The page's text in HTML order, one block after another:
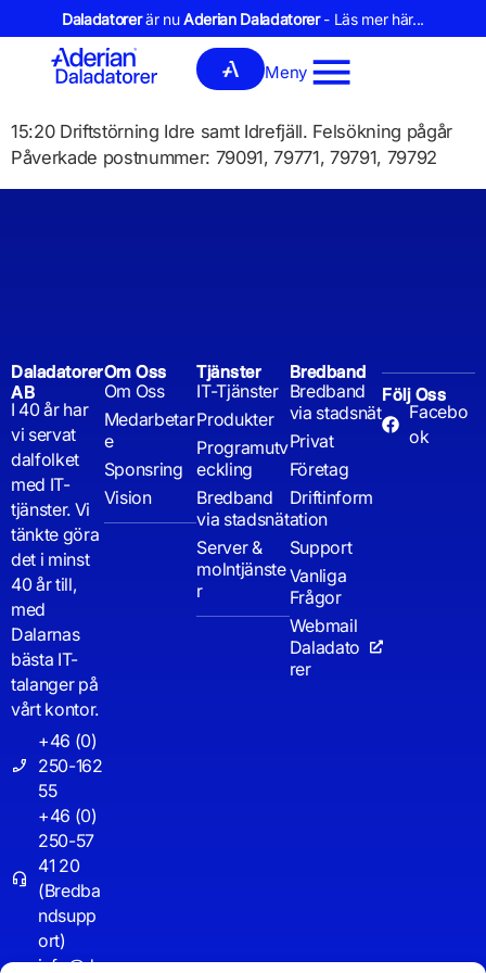
Daladatorerär nuAderian Daladatorer- Läs mer här...
Meny
15:20 Driftstörning Idre samt Idrefjäll. Felsökning pågår
Påverkade postnummer: 79091, 79771, 79791, 79792
Daladatorer
AB
I 40 år har
vi servat
dalfolket
med IT-
tjänster. Vi
tänkte göra
det i minst
40 år till,
med
Dalarnas
bästa IT-
talanger på
vårt kontor.
+46 (0)
250-162
55
+46 (0)
250-57
41 20
(Bredba
ndsupp
ort)
info@d
Om Oss
Om Oss
Medarbetar
e
Sponsring
Vision
Tjänster
IT-Tjänster
Produkter
Programutv
eckling
Bredband
via stadsnät
Server &
molntjänste
r
Bredband
Bredband
via stadsnät
Privat
Företag
Driftinform
ation
Support
Vanliga
Frågor
Webmail
Daladato
rer
Följ Oss
Facebo
ok